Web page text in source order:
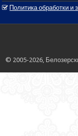
Политика обработки
© 2005-2026,